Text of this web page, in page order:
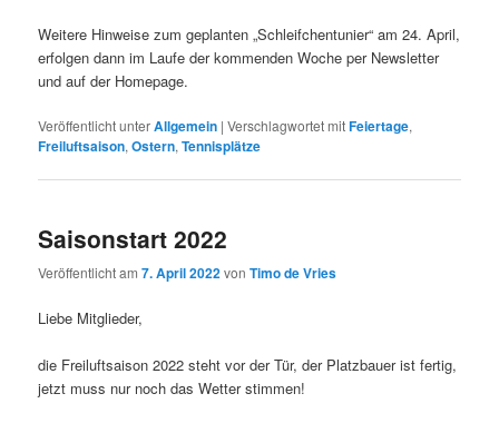
Weitere Hinweise zum geplanten „Schleifchentunier“ am 24. April,
erfolgen dann im Laufe der kommenden Woche per Newsletter
und auf der Homepage.
Veröffentlicht unterAllgemein |Verschlagwortet mitFeiertage,
Freiluftsaison,Ostern,Tennisplätze
Saisonstart 2022
Veröffentlicht am7. April 2022vonTimo de Vries
Liebe Mitglieder,
die Freiluftsaison 2022 steht vor der Tür, der Platzbauer ist fertig,
jetzt muss nur noch das Wetter stimmen!